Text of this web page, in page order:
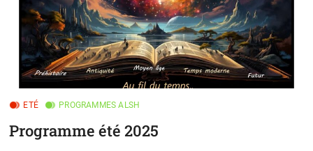
ETÉ PROGRAMMES ALSH
Programme été 2025